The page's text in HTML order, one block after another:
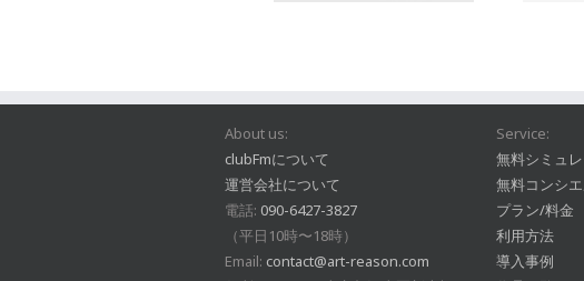
About us:
clubFmについて
運営会社について
電話: 090-6427-3827
（平日10時〜18時）
Email: contact@art-reason.com
Service:
無料シミュ
無料コンシ
プラン/料金
利用方法
導入事例